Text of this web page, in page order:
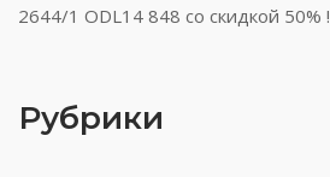
2644/1 ODL14 848 со скидкой 50% !
Рубрики